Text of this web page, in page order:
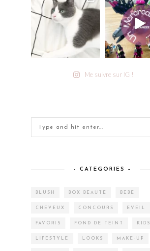
Me suivre sur IG !
– CATEGORIES –
BLUSH BOX BEAUTÉ BÉBÉ
CHEVEUX CONCOURS EVEIL
FAVORIS FOND DE TEINT KIDS
LIFESTYLE LOOKS MAKE-UP